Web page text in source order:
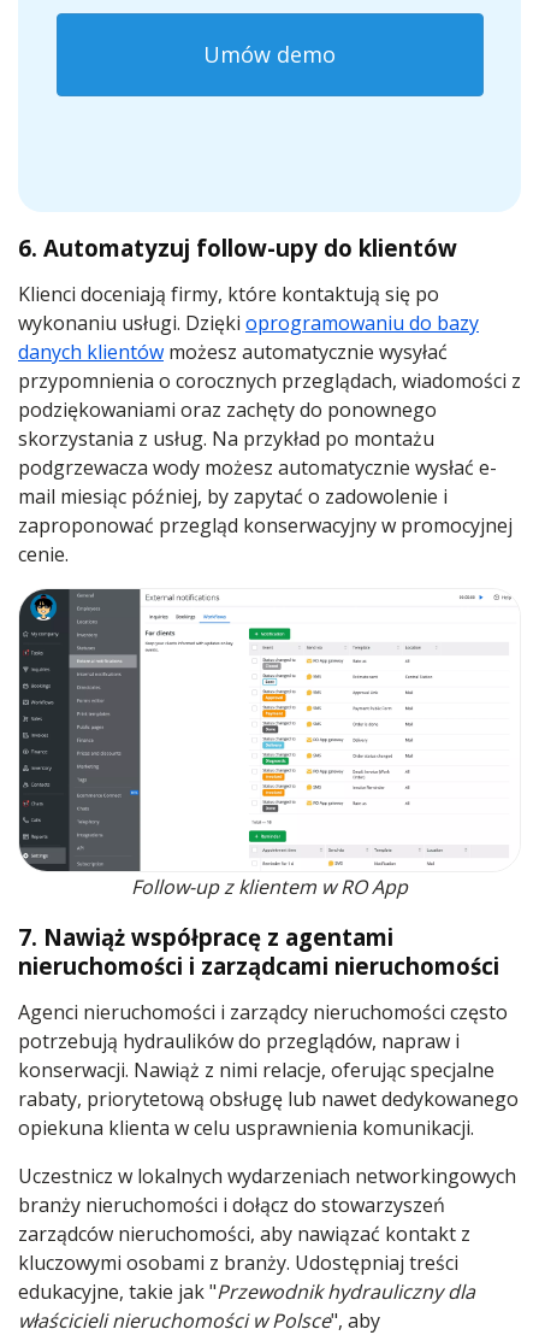
Umów demo
6. Automatyzuj follow-upy do klientów
Klienci doceniają firmy, które kontaktują się po
wykonaniu usługi. Dzięki oprogramowaniu do bazy
danych klientów możesz automatycznie wysyłać
przypomnienia o corocznych przeglądach, wiadomości z
podziękowaniami oraz zachęty do ponownego
skorzystania z usług. Na przykład po montażu
podgrzewacza wody możesz automatycznie wysłać e-
mail miesiąc później, by zapytać o zadowolenie i
zaproponować przegląd konserwacyjny w promocyjnej
cenie.
Follow-up z klientem w RO App
7. Nawiąż współpracę z agentami
nieruchomości i zarządcami nieruchomości
Agenci nieruchomości i zarządcy nieruchomości często
potrzebują hydraulików do przeglądów, napraw i
konserwacji. Nawiąż z nimi relacje, oferując specjalne
rabaty, priorytetową obsługę lub nawet dedykowanego
opiekuna klienta w celu usprawnienia komunikacji.
Uczestnicz w lokalnych wydarzeniach networkingowych
branży nieruchomości i dołącz do stowarzyszeń
zarządców nieruchomości, aby nawiązać kontakt z
kluczowymi osobami z branży. Udostępniaj treści
edukacyjne, takie jak "Przewodnik hydrauliczny dla
właścicieli nieruchomości w Polsce", aby